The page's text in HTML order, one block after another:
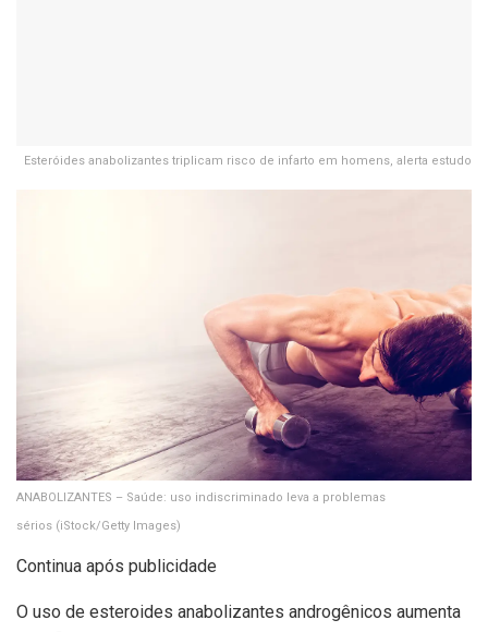
Esteróides anabolizantes triplicam risco de infarto em homens, alerta estudo
ANABOLIZANTES – Saúde: uso indiscriminado leva a problemas
sérios (iStock/Getty Images)
Continua após publicidade
O uso de esteroides anabolizantes androgênicos aumenta